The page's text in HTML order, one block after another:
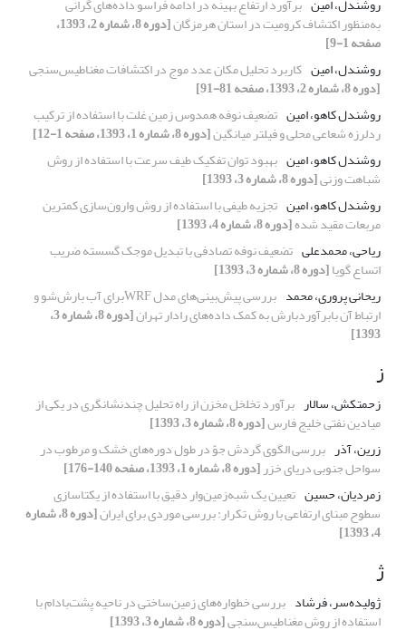
به‌‌منظور اکتشاف کرومیت در استان هرمزگان [دوره 8، شماره 2، 1393،
صفحه 1-9]
روشندل، امین کاربرد تحلیل مکان عدد موج در اکتشافات مغناطیس‌سنجی
[دوره 8، شماره 2، 1393، صفحه 81-91]
روشندل کاهو، امین تضعیف نوفه همدوس زمین غلت با استفاده از ترکیب
ردلرزه شعاعی محلی و فیلتر میانگین[دوره 8، شماره 1، 1393، صفحه 1-12]
روشندل کاهو، امین بهبود توان تفکیک طیف سرعت با استفاده از روش
شباهت وزنی[دوره 8، شماره 3، 1393]
روشندل کاهو، امین تجزیه طیفی با استفاده از روش وارون‌سازی کمترین
مربعات مقید شده[دوره 8، شماره 4، 1393]
ریاحی، محمدعلی تضعیف نوفه تصادفی با تبدیل موجک گسسته ضریب
اتساع گویا[دوره 8، شماره 3، 1393]
ریحانی پروری، محمد
بررسی پیش‌بینی‌‌‌های مدل WRFبرای آب بارش‌شو و
ارتباط آن بابرآوردبارش به کمک داده‌های رادار تهران [دوره 8، شماره 3،
1393]
ز
زحمتکش، سالار برآورد تخلخل مخزن از راه تحلیل چندنشانگری در یکی از
میادین نفتی خلیج فارس[دوره 8، شماره 3، 1393]
زرین، آذر بررسی الگوی گردش جوّ در طول دوره‌‌های خشک و مرطوب در
سواحل جنوبی دریای خزر[دوره 8، شماره 1، 1393، صفحه 140-176]
زمردیان، حسین تعیین یک شبه‌زمین‌وار دقیق با استفاده از یکتاسازی
سطوح مبنای ارتفاعی با روش تکرار: بررسی موردی برای ایران [دوره 8، شماره
4، 1393]
ژ
ژولیده‌سر، فرشاد بررسی خطواره‌های زمین‌ساختی در ناحیه پشت‌بادام با
استفاده از روش مغناطیس‌سنجی[دوره 8، شماره 3، 1393]